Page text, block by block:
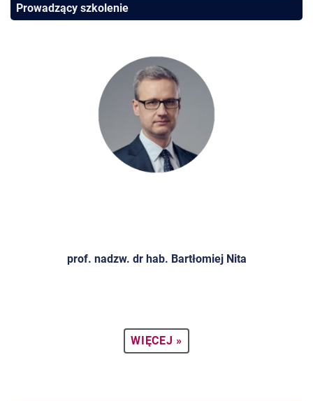
Prowadzący szkolenie
prof. nadzw. dr hab. Bartłomiej Nita
WIĘCEJ »